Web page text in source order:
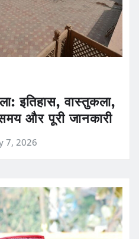
इतिहास, वास्तुकला,
और पूरी जानकारी
7, 2026